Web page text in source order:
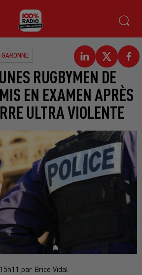
RUGBYMEN DE
EN EXAMEN APRÈS
ULTRA VIOLENTE
par Brice Vidal